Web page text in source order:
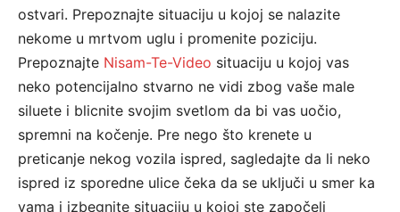
ostvari. Prepoznajte situaciju u kojoj se nalazite
nekome u mrtvom uglu i promenite poziciju.
Prepoznajte Nisam-Te-Video situaciju u kojoj vas
neko potencijalno stvarno ne vidi zbog vaše male
siluete i blicnite svojim svetlom da bi vas uočio,
spremni na kočenje. Pre nego što krenete u
preticanje nekog vozila ispred, sagledajte da li neko
ispred iz sporedne ulice čeka da se uključi u smer ka
vama i izbegnite situaciju u kojoj ste započeli